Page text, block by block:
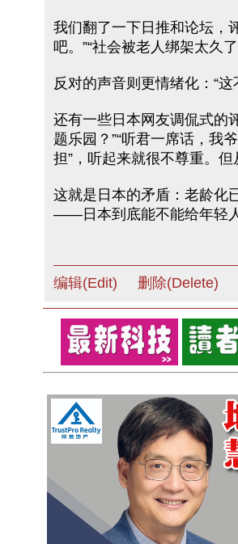
我们翻了一下日推和论坛，
吧。”“社会被老人绑架太久
反对的声音则更情绪化：“
还有一些日本网友调侃式的
题乐园？”“听君一席话，我
担”，听起来就很不尊重。
这就是日本的矛盾：老龄化
——日本到底能不能给年轻
编辑(Edit) 删除(Delete)